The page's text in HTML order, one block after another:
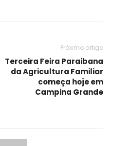
Próximo artigo
Terceira Feira Paraibana
da Agricultura Familiar
começa hoje em
Campina Grande